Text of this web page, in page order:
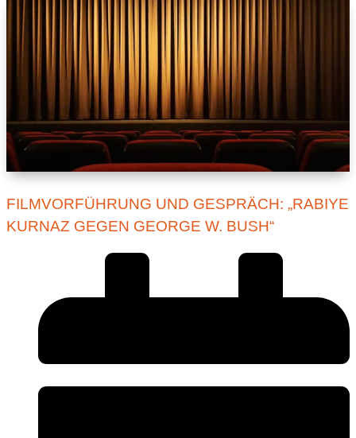
FILMVORFÜHRUNG UND GESPRÄCH: „RABIYE
KURNAZ GEGEN GEORGE W. BUSH“